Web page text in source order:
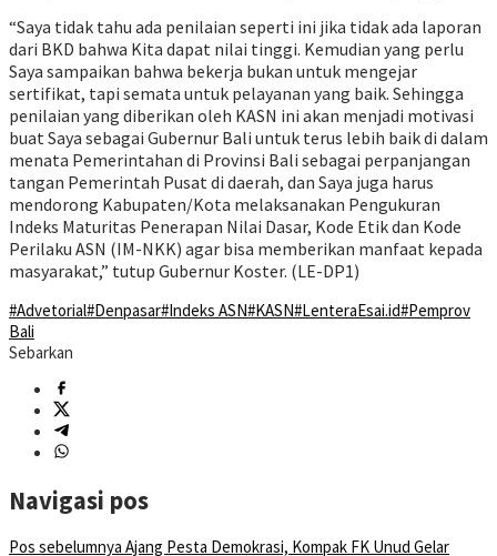
“Saya tidak tahu ada penilaian seperti ini jika tidak ada laporan
dari BKD bahwa Kita dapat nilai tinggi. Kemudian yang perlu
Saya sampaikan bahwa bekerja bukan untuk mengejar
sertifikat, tapi semata untuk pelayanan yang baik. Sehingga
penilaian yang diberikan oleh KASN ini akan menjadi motivasi
buat Saya sebagai Gubernur Bali untuk terus lebih baik di dalam
menata Pemerintahan di Provinsi Bali sebagai perpanjangan
tangan Pemerintah Pusat di daerah, dan Saya juga harus
mendorong Kabupaten/Kota melaksanakan Pengukuran
Indeks Maturitas Penerapan Nilai Dasar, Kode Etik dan Kode
Perilaku ASN (IM-NKK) agar bisa memberikan manfaat kepada
masyarakat,” tutup Gubernur Koster. (LE-DP1)
#Advetorial#Denpasar#Indeks ASN#KASN#LenteraEsai.id#Pemprov
Bali
Sebarkan
Navigasi pos
Pos sebelumnya Ajang Pesta Demokrasi, Kompak FK Unud Gelar